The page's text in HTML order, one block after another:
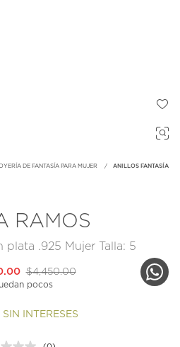
DE FANTASÍA PARA MUJER ANILLOS FANTASÍA
RAMOS
plata .925 Mujer Talla: 5
$4,450.00
pocos
SIN INTERESES